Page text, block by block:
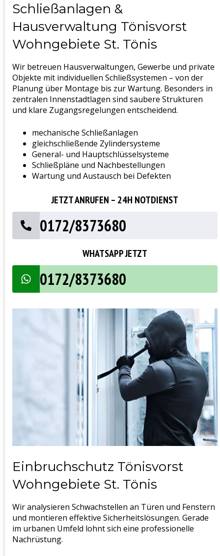
Schließanlagen &
Hausverwaltung Tönisvorst
Wohngebiete St. Tönis
Wir betreuen Hausverwaltungen, Gewerbe und private
Objekte mit individuellen Schließsystemen – von der
Planung über Montage bis zur Wartung. Besonders in
zentralen Innenstadtlagen sind saubere Strukturen
und klare Zugangsregelungen entscheidend.
mechanische Schließanlagen
gleichschließende Zylindersysteme
General- und Hauptschlüsselsysteme
Schließpläne und Nachbestellungen
Wartung und Austausch bei Defekten
JETZT ANRUFEN – 24H NOTDIENST
0172/8373680
WHATSAPP JETZT
0172/8373680
Einbruchschutz Tönisvorst
Wohngebiete St. Tönis
Wir analysieren Schwachstellen an Türen und Fenstern
und montieren effektive Sicherheitslösungen. Gerade
im urbanen Umfeld lohnt sich eine professionelle
Nachrüstung.